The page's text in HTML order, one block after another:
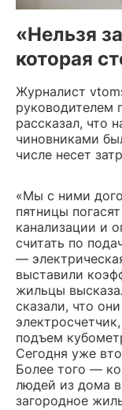
«Нельзя
которая
Журналист
руководителем
рассказал, что
чиновниками
числе несет
«Мы с ними
пятницы
канализации и
считать по
—
выставили
жильцы
сказали, что
подъем
Сегодня уже
Более того —
людей из дома
загородное